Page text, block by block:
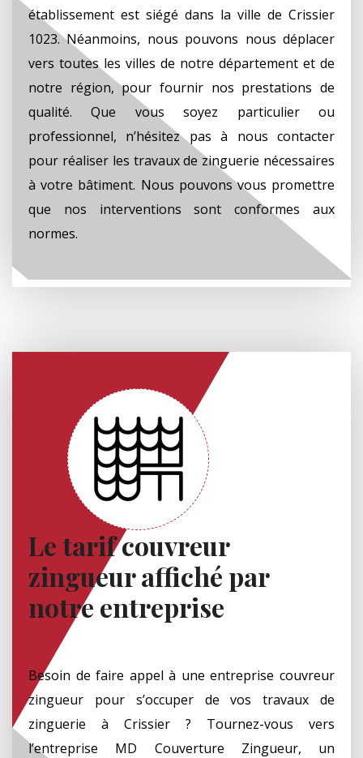
établissement est siégé dans la ville de Crissier
1023. Néanmoins, nous pouvons nous déplacer
vers toutes les villes de notre département et de
notre région, pour fournir nos prestations de
qualité. Que vous soyez particulier ou
professionnel, n’hésitez pas à nous contacter
pour réaliser les travaux de zinguerie nécessaires
à votre bâtiment. Nous pouvons vous promettre
que nos interventions sont conformes aux
normes.
Le tarif couvreur
zingueur affiché par
notre entreprise
Besoin de faire appel à une entreprise couvreur
zingueur pour s’occuper de vos travaux de
zinguerie à Crissier ? Tournez-vous vers
l’entreprise MD Couverture Zingueur, un